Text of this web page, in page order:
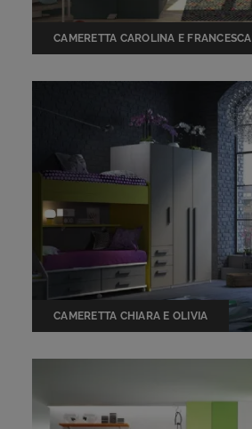
CAMERETTA CAROLINA E FRANCESCA
CAMERETTA CHIARA E OLIVIA